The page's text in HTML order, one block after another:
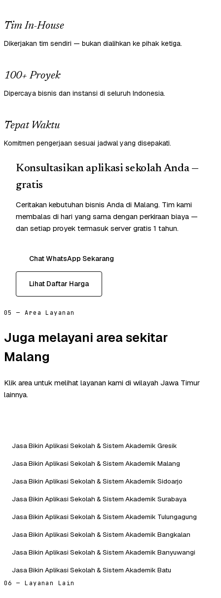
Tim In-House
Dikerjakan tim sendiri — bukan dialihkan ke pihak ketiga.
100+ Proyek
Dipercaya bisnis dan instansi di seluruh Indonesia.
Tepat Waktu
Komitmen pengerjaan sesuai jadwal yang disepakati.
Konsultasikan aplikasi sekolah Anda —
gratis
Ceritakan kebutuhan bisnis Anda di Malang. Tim kami
membalas di hari yang sama dengan perkiraan biaya —
dan setiap proyek termasuk server gratis 1 tahun.
Chat WhatsApp Sekarang
Lihat Daftar Harga
05 — Area Layanan
Juga melayani area sekitar
Malang
Klik area untuk melihat layanan kami di wilayah Jawa Timur
lainnya.
Jasa Bikin Aplikasi Sekolah & Sistem Akademik Gresik
Jasa Bikin Aplikasi Sekolah & Sistem Akademik Malang
Jasa Bikin Aplikasi Sekolah & Sistem Akademik Sidoarjo
Jasa Bikin Aplikasi Sekolah & Sistem Akademik Surabaya
Jasa Bikin Aplikasi Sekolah & Sistem Akademik Tulungagung
Jasa Bikin Aplikasi Sekolah & Sistem Akademik Bangkalan
Jasa Bikin Aplikasi Sekolah & Sistem Akademik Banyuwangi
Jasa Bikin Aplikasi Sekolah & Sistem Akademik Batu
06 — Layanan Lain